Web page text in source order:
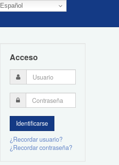
Español
Acceso
¿Recordar usuario?
¿Recordar contraseña?